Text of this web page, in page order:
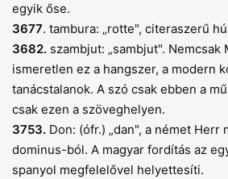
egyik őse.
3677. tambura: „rotte", citeraszerű
3682. szambjut: „sambjut".
ismeretlen ez a hangszer, a modern
tanácstalanok. A szó csak ebben a
csak ezen a szöveghelyen.
3753. Don: (ófr.) „dan", a német Herr
dominus-ból. A magyar fordítás az
spanyol megfelelővel helyettesíti.